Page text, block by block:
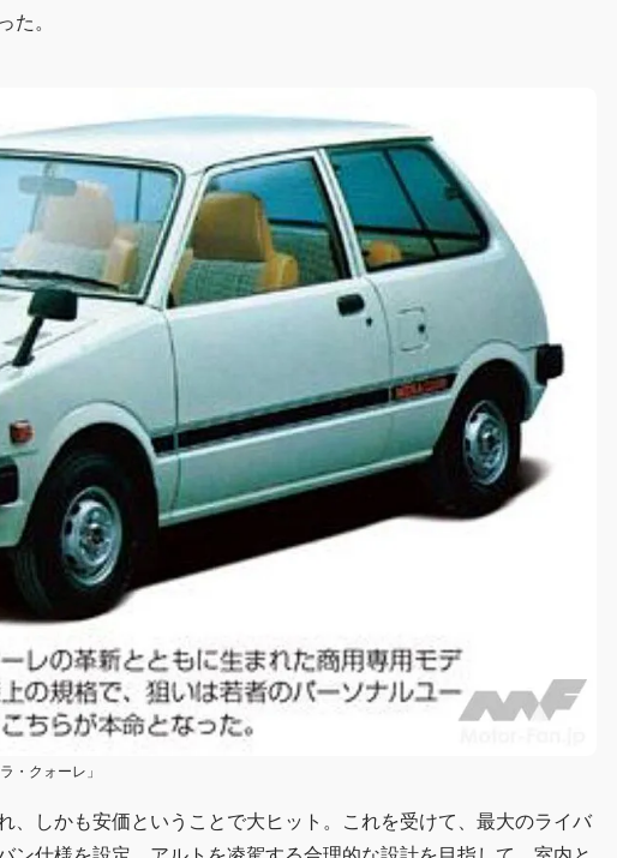
た。
・クォーレ」
、しかも安価ということで大ヒット。これを受けて、最大のライバ